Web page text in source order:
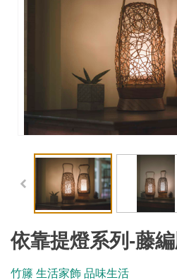
物
工
依靠提燈系列-藤
竹籐 生活家飾 品味生活